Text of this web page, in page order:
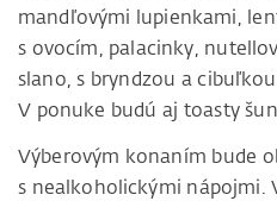
mandľovými lupienkami,
s ovocím, palacinky,
slano, s bryndzou a
V ponuke budú aj toasty
Výberovým konaním bude
s nealkoholickými nápojmi.